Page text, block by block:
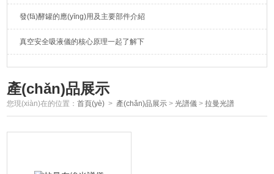
發(fā)酵罐的應(yīng)用及主要部件介紹
真空安全吸液儀的核心原理一起了解下
產(chǎn)品展示
您現(xiàn)在的位置：首頁(yè) > 產(chǎn)品展示 >光譜儀 >拉曼光譜